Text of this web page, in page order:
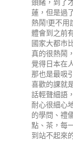
頭緒，到了
蓮，但是過
熱鬧!更不用
體會到之前
國家大都市
真的很熱鬧
覺得日本在
那也是最吸
喜歡的課就
話輕聲細語
耐心很細心
的學問、禮
點、茶，每
到站不起來